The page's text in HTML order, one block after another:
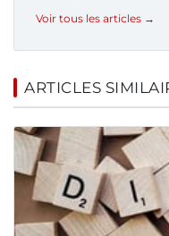
Voir tous les articles →
ARTICLES